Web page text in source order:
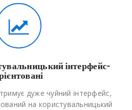
інтерфейс-
дуже чуйний інтерфейс,
на користувальницький